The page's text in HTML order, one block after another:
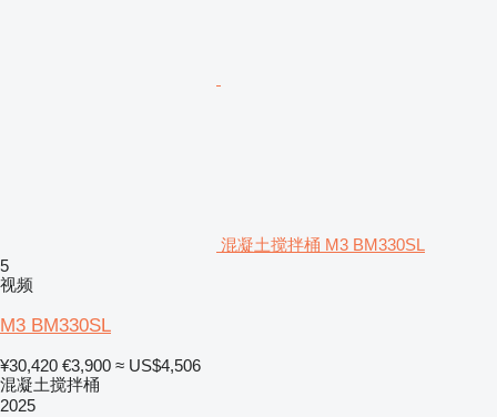
混凝土搅拌桶 M3 BM330SL
5
视频
M3 BM330SL
¥30,420 €3,900 ≈ US$4,506
混凝土搅拌桶
2025